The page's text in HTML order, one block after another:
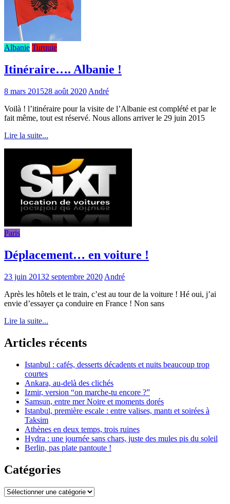
Albanie Turquie
Itinéraire…. Albanie !
8 mars 201528 août 2020 André
Voilà ! l’itinéraire pour la visite de l’Albanie est complété et par le
fait même, tout est réservé. Nous allons arriver le 29 juin 2015
Lire la suite...
Paris
Déplacement… en voiture !
23 juin 20132 septembre 2020 André
Après les hôtels et le train, c’est au tour de la voiture ! Hé oui, j’ai
envie d’essayer ça conduire en France ! Non sans
Lire la suite...
Articles récents
Istanbul : cafés, desserts décadents et nuits beaucoup trop
courtes
Ankara, au-delà des clichés
Izmir, version “on marche-tu encore ?”
Samsun, entre mer Noire et moments dorés
Istanbul, première escale : entre valises, mantı et soirées à
Taksim
Athènes en deux temps, trois ruines
Hydra : une journée sans chars, juste des mules pis du soleil
Berlin, pas plate pantoute !
Catégories
Catégories